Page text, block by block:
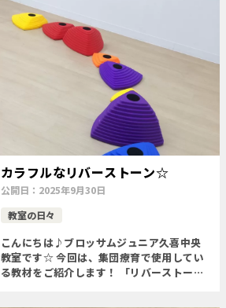
カラフルなリバーストーン☆
公開日： 2025年9月30日
教室の日々
こんにちは♪ブロッサムジュニア久喜中央
教室です☆ 今回は、集団療育で使用してい
る教材をご紹介します！ 「リバーストー